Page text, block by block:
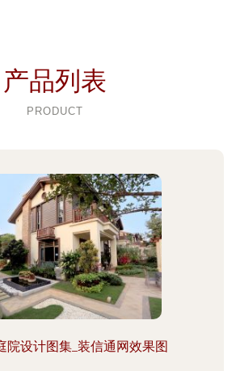
产品列表
PRODUCT
院设计图集_装信通网效果图